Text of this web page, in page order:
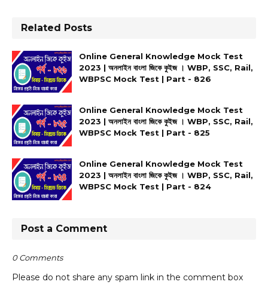
Related Posts
Online General Knowledge Mock Test
2023 | অনলাইন বাংলা জিকে কুইজ । WBP, SSC, Rail,
WBPSC Mock Test | Part - 826
Online General Knowledge Mock Test
2023 | অনলাইন বাংলা জিকে কুইজ । WBP, SSC, Rail,
WBPSC Mock Test | Part - 825
Online General Knowledge Mock Test
2023 | অনলাইন বাংলা জিকে কুইজ । WBP, SSC, Rail,
WBPSC Mock Test | Part - 824
Post a Comment
0 Comments
Please do not share any spam link in the comment box